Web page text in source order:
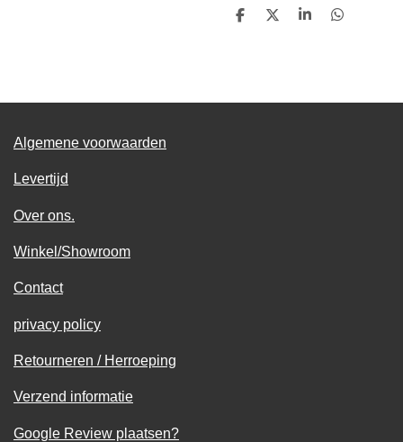
D
D
S
D
Algemene voorwaarden
Levertijd
Over ons.
Winkel/Showroom
Contact
privacy policy
Retourneren / Herroeping
Verzend informatie
Google Review plaatsen?